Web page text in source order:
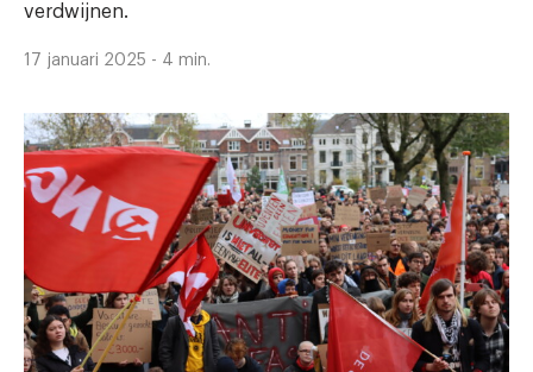
verdwijnen.
17 januari 2025 - 4 min.